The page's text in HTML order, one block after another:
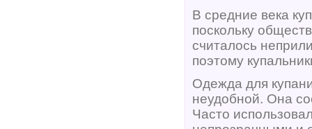
В средние века
поскольку
считалось
поэтому
Одежда для
неудобной. Она
Часто